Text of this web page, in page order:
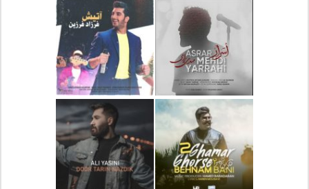
دانلود آهنگ جدید رضا
بهرام بنام نگار
دانلود آهنگ جدید علی
لهراسبی بنام صورت
دانلود آهنگ جدید مهدی
یراحی بنام اسرار
دانلود آهنگ جدید فرزاد
فرزین بنام آتیش